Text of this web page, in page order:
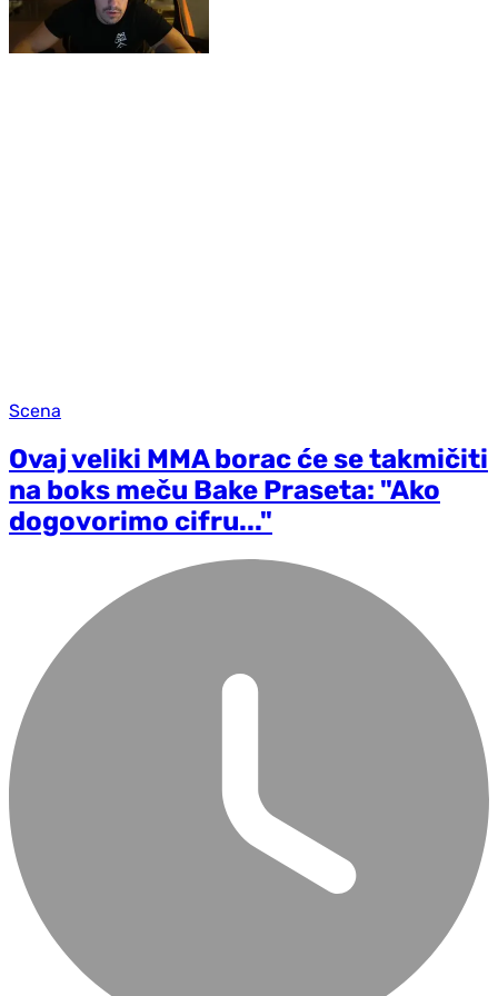
Scena
Ovaj veliki MMA borac će se takmičiti
na boks meču Bake Praseta: "Ako
dogovorimo cifru..."